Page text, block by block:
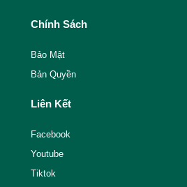
Chính Sách
Bảo Mật
Bản Quyền
Liên Kết
Facebook
Youtube
Tiktok